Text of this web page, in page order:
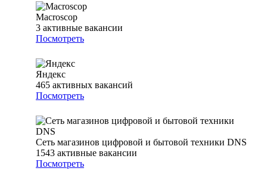
Macroscop
3 активные вакансии
Посмотреть
Яндекс
465 активных вакансий
Посмотреть
Сеть магазинов цифровой и бытовой техники DNS
1543 активные вакансии
Посмотреть